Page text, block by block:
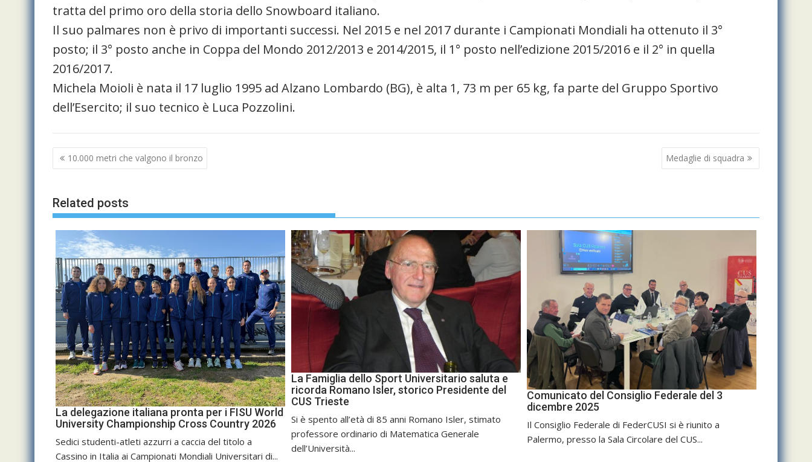
tratta del primo oro della storia dello Snowboard italiano.
Il suo palmares non è privo di importanti successi. Nel 2015 e nel 2017 durante i Campionati Mondiali ha ottenuto il 3°
posto; il 3° posto anche in Coppa del Mondo 2012/2013 e 2014/2015, il 1° posto nell’edizione 2015/2016 e il 2° in quella
2016/2017.
Michela Moioli è nata il 17 luglio 1995 ad Alzano Lombardo (BG), è alta 1, 73 m per 65 kg, fa parte del Gruppo Sportivo
dell’Esercito; il suo tecnico è Luca Pozzolini.
Navigazione
articoli
10.000 metri che valgono il bronzo Medaglie di squadra
Related posts
La delegazione italiana pronta per i FISU World
University Championship Cross Country 2026
Sedici studenti-atleti azzurri a caccia del titolo a
Cassino in Italia ai Campionati Mondiali Universitari di...
La Famiglia dello Sport Universitario saluta e
ricorda Romano Isler, storico Presidente del
CUS Trieste
Si è spento all’età di 85 anni Romano Isler, stimato
professore ordinario di Matematica Generale
dell’Università...
Comunicato del Consiglio Federale del 3
dicembre 2025
Il Consiglio Federale di FederCUSI si è riunito a
Palermo, presso la Sala Circolare del CUS...